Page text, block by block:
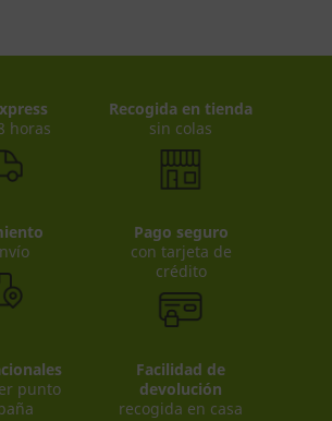
horas
Recogida en tienda
sin colas
Pago seguro
con tarjeta de
crédito
punto
Facilidad de
devolución
recogida en casa